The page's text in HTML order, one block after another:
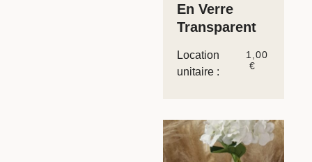
En Verre
Transparent
Location
unitaire :
1,00
€